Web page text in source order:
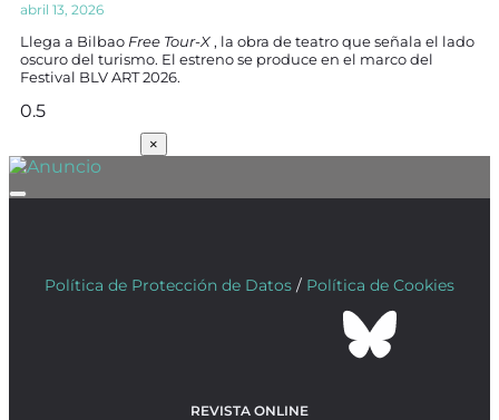
abril 13, 2026
Llega a Bilbao Free Tour-X , la obra de teatro que señala el lado
oscuro del turismo. El estreno se produce en el marco del
Festival BLV ART 2026.
×
Política de Protección de Datos / Política de Cookies
REVISTA ONLINE